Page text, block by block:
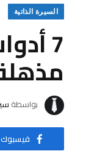
السيرة الذاتية
7
بواسطة
فيسبوك